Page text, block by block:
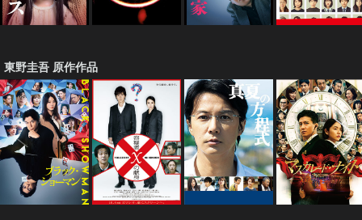
東野圭吾 原作作品